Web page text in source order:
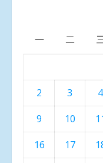
一 二
2
3 4
9
10
16
17